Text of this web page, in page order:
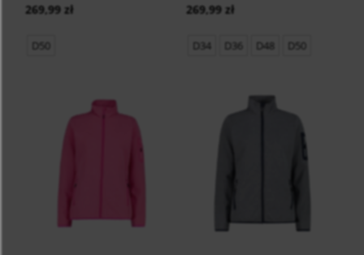
269,99 zł
D50
269,99 zł
D34 D36 D48 D50